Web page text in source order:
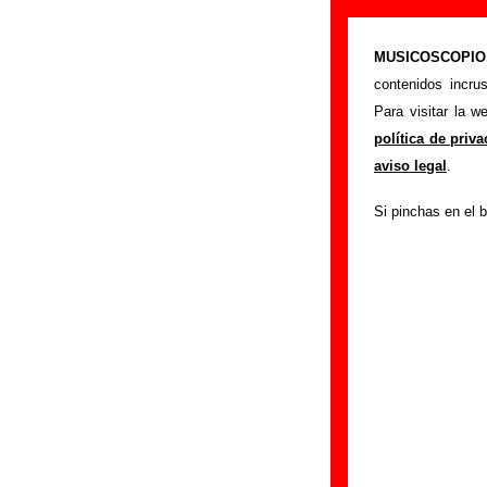
contenidos
Para visitar la
política de
aviso legal .
Si pinchas en el
The Pribata
Portada >The
Si tienes
siguiente
colaboración.
Nombre: